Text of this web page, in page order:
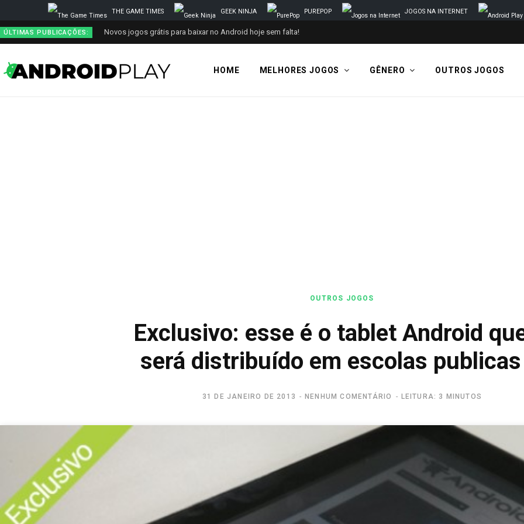
THE GAME TIMES GEEK NINJA PUREPOP JOGOS NA INTERNET
ÚLTIMAS PUBLICAÇÕES: Novos jogos grátis para baixar no Android hoje sem falta!
HOME MELHORES JOGOS GÊNERO OUTROS JOGOS
OUTROS JOGOS
Exclusivo: esse é o tablet Android
será distribuído em escolas publicas
31 DE JANEIRO DE 2013 NENHUM COMENTÁRIO LEITURA: 3 MINUTOS